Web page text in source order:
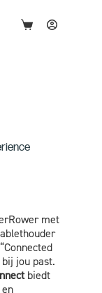
met
jou past.
biedt